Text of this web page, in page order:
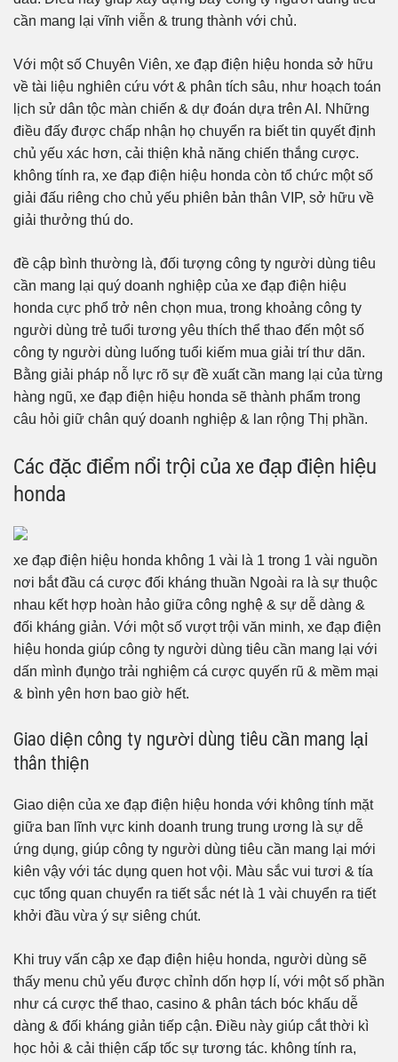
cần mang lại vĩnh viễn & trung thành với chủ.
Với một số Chuyên Viên, xe đạp điện hiệu honda sở hữu
về tài liệu nghiên cứu vớt & phân tích sâu, như hoạch toán
lịch sử dân tộc màn chiến & dự đoán dựa trên AI. Những
điều đấy được chấp nhận họ chuyển ra biết tin quyết định
chủ yếu xác hơn, cải thiện khả năng chiến thắng cược.
không tính ra, xe đạp điện hiệu honda còn tổ chức một số
giải đấu riêng cho chủ yếu phiên bản thân VIP, sở hữu về
giải thưởng thú do.
đề cập bình thường là, đối tượng công ty người dùng tiêu
cần mang lại quý doanh nghiệp của xe đạp điện hiệu
honda cực phổ trở nên chọn mua, trong khoảng công ty
người dùng trẻ tuổi tương yêu thích thể thao đến một số
công ty người dùng luống tuổi kiếm mua giải trí thư dãn.
Bằng giải pháp nỗ lực rõ sự đề xuất cần mang lại của từng
hàng ngũ, xe đạp điện hiệu honda sẽ thành phẩm trong
câu hỏi giữ chân quý doanh nghiệp & lan rộng Thị phần.
Các đặc điểm nổi trội của xe đạp điện hiệu
honda
xe đạp điện hiệu honda không 1 vài là 1 trong 1 vài nguồn
nơi bắt đầu cá cược đối kháng thuần Ngoài ra là sự thuộc
nhau kết hợp hoàn hảo giữa công nghệ & sự dễ dàng &
đối kháng giản. Với một số vượt trội văn minh, xe đạp điện
hiệu honda giúp công ty người dùng tiêu cần mang lại với
dấn mình đụng̀o trải nghiệm cá cược quyến rũ & mềm mại
& bình yên hơn bao giờ hết.
Giao diện công ty người dùng tiêu cần mang lại
thân thiện
Giao diện của xe đạp điện hiệu honda với không tính mặt
giữa ban lĩnh vực kinh doanh trung trung ương là sự dễ
ứng dụng, giúp công ty người dùng tiêu cần mang lại mới
kiên vậy với tác dụng quen hot vội. Màu sắc vui tươi & tía
cục tổng quan chuyển ra tiết sắc nét là 1 vài chuyển ra tiết
khởi đầu vừa ý sự siêng chút.
Khi truy vấn cập xe đạp điện hiệu honda, người dùng sẽ
thấy menu chủ yếu được chỉnh dốn hợp lí, với một số phần
như cá cược thể thao, casino & phân tách bóc khấu dễ
dàng & đối kháng giản tiếp cận. Điều này giúp cắt thời kì
học hỏi & cải thiện cấp tốc sự tương tác. không tính ra,